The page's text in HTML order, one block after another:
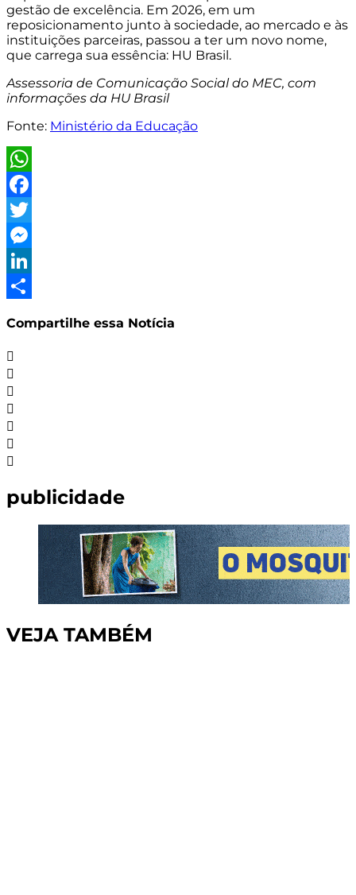
gestão de excelência. Em 2026, em um
reposicionamento junto à sociedade, ao mercado e às
instituições parceiras, passou a ter um novo nome,
que carrega sua essência: HU Brasil.
Assessoria de Comunicação Social do MEC, com
informações da HU Brasil
Fonte: Ministério da Educação
WhatsApp
Facebook
Twitter
Messenger
LinkedIn
Compartilhe essa Notícia
publicidade
VEJA TAMBÉM